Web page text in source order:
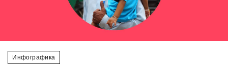
Инфографика